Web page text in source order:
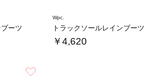
ーツ
Wpc.
トラックソールレインブーツ
￥4,620